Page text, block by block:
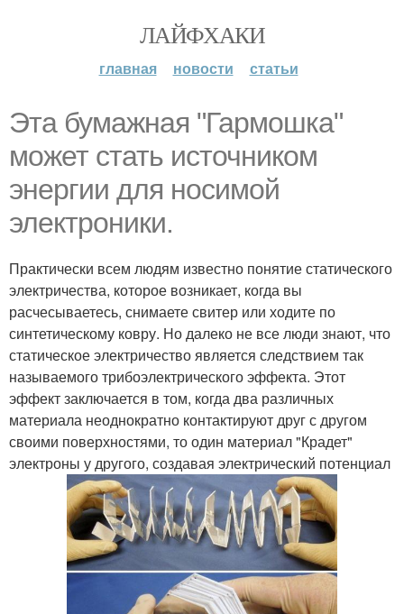
ЛАЙФХАКИ
главная новости статьи
Эта бумажная "Гармошка"
может стать источником
энергии для носимой
электроники.
Практически всем людям известно понятие статического
электричества, которое возникает, когда вы
расчесываетесь, снимаете свитер или ходите по
синтетическому ковру. Но далеко не все люди знают, что
статическое электричество является следствием так
называемого трибоэлектрического эффекта. Этот
эффект заключается в том, когда два различных
материала неоднократно контактируют друг с другом
своими поверхностями, то один материал "Крадет"
электроны у другого, создавая электрический потенциал